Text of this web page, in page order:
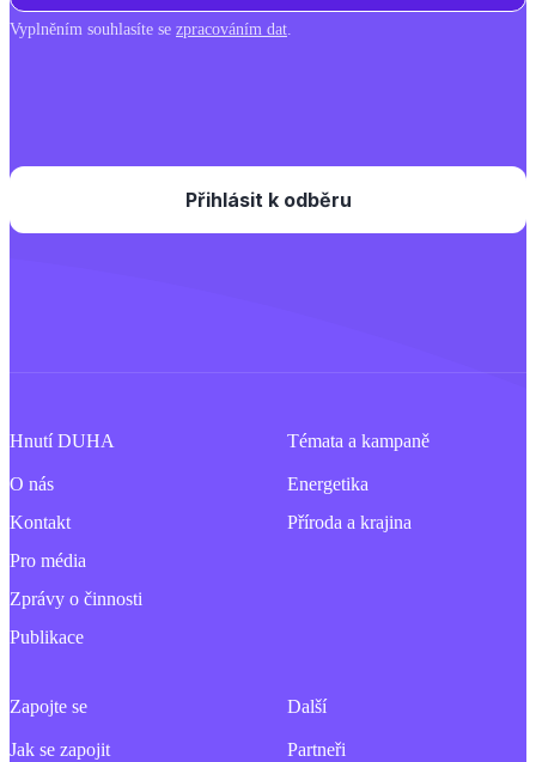
Vyplněním souhlasíte se zpracováním dat.
Hnutí DUHA
O nás
Kontakt
Pro média
Zprávy o činnosti
Publikace
Témata a kampaně
Energetika
Příroda a krajina
Zapojte se
Jak se zapojit
Další
Partneři